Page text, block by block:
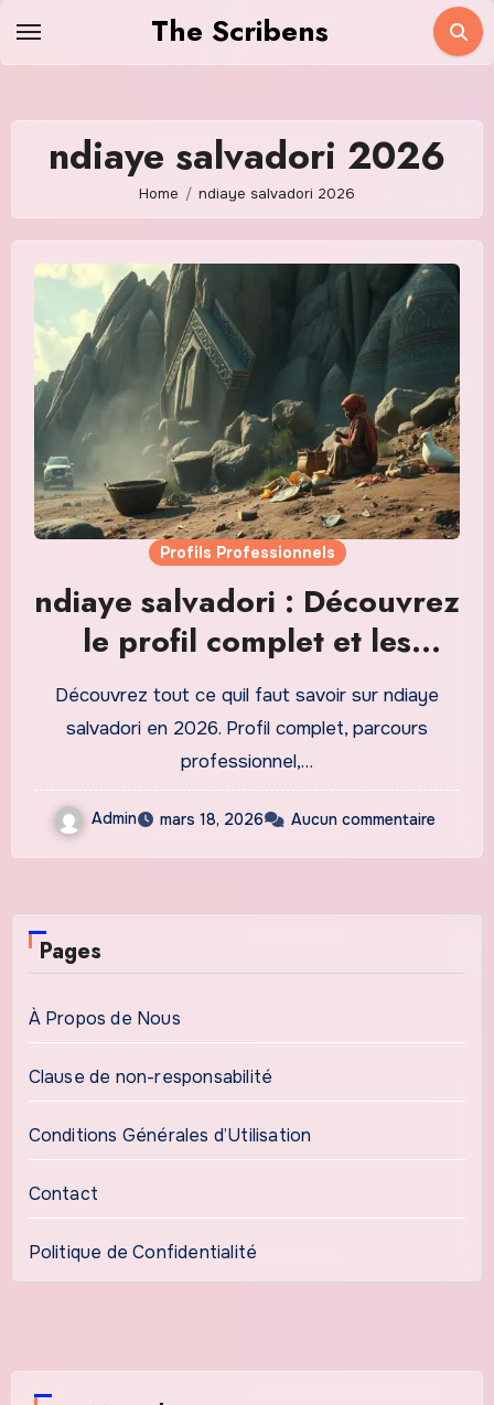
The Scribens
ndiaye salvadori 2026
Home ndiaye salvadori 2026
Profils Professionnels
ndiaye salvadori : Découvrez
le profil complet et les
réalisations en 2026
Découvrez tout ce quil faut savoir sur ndiaye
salvadori en 2026. Profil complet, parcours
professionnel,…
Admin mars 18, 2026 Aucun commentaire
Pages
À Propos de Nous
Clause de non-responsabilité
Conditions Générales d’Utilisation
Contact
Politique de Confidentialité